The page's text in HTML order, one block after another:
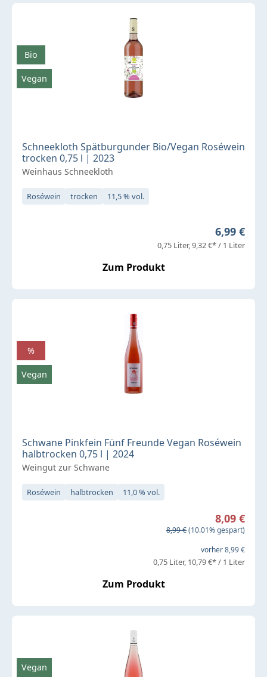
Schneekloth Spätburgunder Bio/Vegan Roséwein
trocken 0,75 l | 2023
Weinhaus Schneekloth
Roséwein trocken 11,5 % vol.
Regulärer
6,99 €
0,75 Liter 9,32 €* / 1 Liter
Zum Produkt
Bio
Vegan
Schwane Pinkfein Fünf Freunde Vegan Roséwein
halbtrocken 0,75 l | 2024
Weingut zur Schwane
Roséwein halbtrocken 11,0 % vol.
Verkaufspreis:
8,09 €
Regulärer Preis:
8,99 €(10.01% gespart)
vorher 8,99 €
0,75 Liter 10,79 €* / 1 Liter
Zum Produkt
%
Vegan
Vegan